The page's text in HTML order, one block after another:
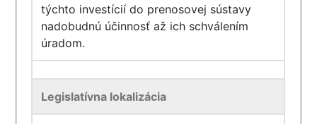
týchto investícií do prenosovej sústavy
nadobudnú účinnosť až ich schválením
úradom.
Legislatívna lokalizácia